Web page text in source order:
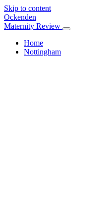
Skip to content
Ockenden
Maternity Review
Home
Nottingham